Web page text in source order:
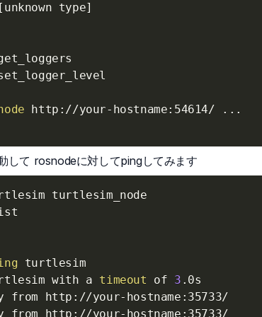
[ unknown type]
http://your-hostname:54614/ .. .
して rosnodeに対してpingしてみます
turtlesim_node
turtlesim
with a timeout of 3 .0s
from http://your-hostname:35733/
from http://your-hostname:35733/